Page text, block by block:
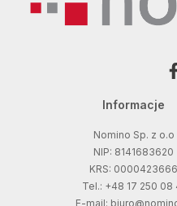
Informacje
Nomino Sp. z o.o
NIP: 8141683620
KRS: 0000423666
Tel.: +48 17 250 08
E-mail: